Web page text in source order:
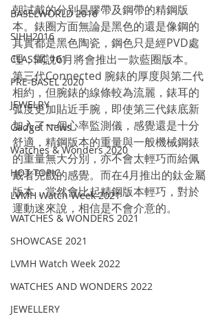
BASELWORLD 2016
SIHH2016
CLASSIC 101
PRE-BASEL 2020
JEWELRY
Gadget News
Watches & Wonders 2020
HOT TOPIC
LVMH Watch Week 2021
WATCHES & WONDERS 2021
SHOWCASE 2021
LVMH Watch Week 2022
WATCHES AND WONDERS 2022
JEWELLERY
朝試戴的分別是膠帶及鋼帶的精鋼版
本。錶圈方面無論是黑色的還是像鋼的
其實都是黑色陶瓷，鋼色只是經PVD處
理，聞說6月將會推出一款藍圈版本。
第三代Connected 腕錶的厚度與第二代
相約，但腕錶的線條較為流麗，錶耳的
弧度更加貼近手腕，即使第三代錶底新
加入了一個心率監測儀，感覺還是十分
舒適，精鋼版本的重量與一般機械鋼錶
的重量無大分別，亦不會太輕巧而給佩
戴者兒戲的感覺。而在4月推出的鈦金屬
版本，當然會比起精鋼版本輕巧，對於
運動迷來說，相信是不會介意的。